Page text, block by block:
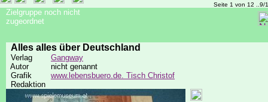
Seite 1 von 12 ..9/
Zielgruppe noch nicht
zugeordnet
Alles alles über Deutschland
Verlag
Gangway
Autor
nicht genannt
Grafik
www.lebensbuero.de. Tisch Christof
Redaktion